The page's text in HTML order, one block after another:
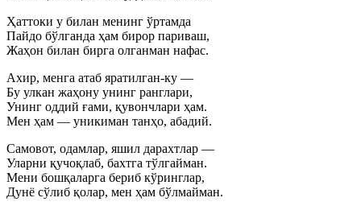
Ҳаттоки у билан менинг ўртамда
Пайдо бўлганда ҳам бирор париваш,
Жаҳон билан бирга олганман нафас.
Ахир, менга атаб яратилган-ку —
Бу улкан жаҳону унинг ранглари,
Унинг оддий ғами, қувончлари ҳам.
Мен ҳам — уникиман танҳо, абадий.
Самовот, одамлар, яшил дарахтлар —
Уларни қучоқлаб, бахтга тўлгайман.
Мени бошқаларга бериб кўринглар,
Дунё сўлиб қолар, мен ҳам бўлмайман.